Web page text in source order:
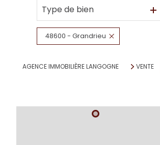
De l'ancien
De l'immo pro
à l'année
Type de bien
48600 - Grandrieu
AGENCE IMMOBILIÈRE LANGOGNE VENTE